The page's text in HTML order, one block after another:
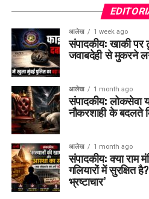
आलेख 1 week ago
संपादकीय: खाकी पर
जवाबदेही से मुकरने
आलेख 1 month ago
संपादकीय: लोकसेवा
नौकरशाही के बदलते
आलेख 1 month ago
संपादकीय: क्या राम
गलियारों में सुरक्षित
भ्रष्टाचार’